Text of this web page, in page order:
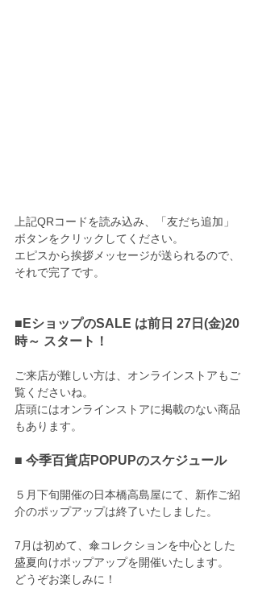
上記QRコードを読み込み、「友だち追加」
ボタンをクリックしてください。
エピスから挨拶メッセージが送られるので、
それで完了です。
■EショップのSALE は前日 27日(金)20
時～ スタート！
ご来店が難しい方は、オンラインストアもご
覧くださいね。
店頭にはオンラインストアに掲載のない商品
もあります。
■ 今季百貨店POPUPのスケジュール
５月下旬開催の日本橋高島屋にて、新作ご紹
介のポップアップは終了いたしました。
7月は初めて、傘コレクションを中心とした
盛夏向けポップアップを開催いたします。
どうぞお楽しみに！